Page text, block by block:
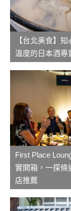
【台北美食】
溫度的日本酒專
First Place
實開箱，一探條
店推薦